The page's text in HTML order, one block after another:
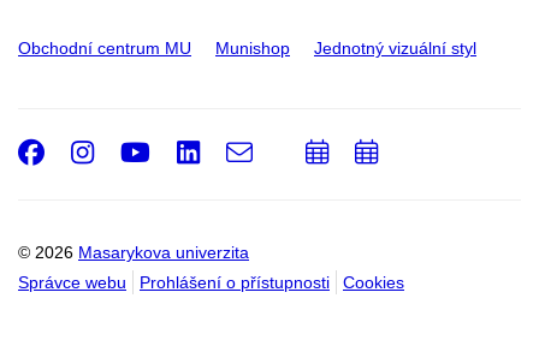
Obchodní centrum MU Munishop Jednotný vizuální styl
© 2026 Masarykova univerzita
Správce webu
Prohlášení o přístupnosti Cookies
Facebook
Instagram
Youtube
LinkedIn
e-
PřidatPřidat